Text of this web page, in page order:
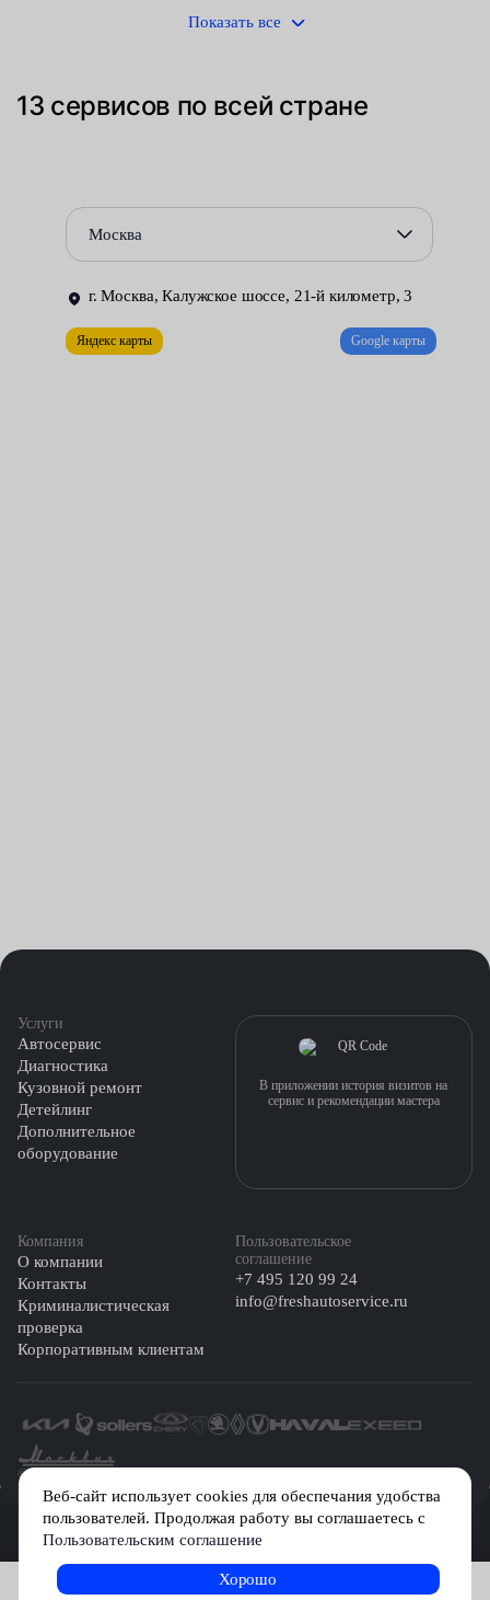
Признаки неисправности
DSG являются:
Издаваемые КПП посторонние шумы.
Ухудшение динамических характеристик машины.
Повышенный расход топлива.
Во всех случаях обнаружить поломку и свести к минимуму
Показать все
Записаться на услугу
13 сервисов по всей стране
Москва
г. Москва, Калужское шоссе, 21-й километр, 3
Яндекс карты Google карты
Веб-сайт использует cookies для обеспечания удобства
пользователей. Продолжая работу вы соглашаетесь с
Пользовательским соглашение
Хорошо
Услуги
Автосервис
Диагностика
Кузовной ремонт
Детейлинг
Дополнительное
оборудование
Компания
О компании
Контакты
Криминалистическая
проверка
Корпоративным клиентам
Пользовательское
соглашение
+7 495 120 99 24
info@freshautoservice.ru
В приложении история визитов на
сервис и рекомендации мастера
©️ 2026 Fresh Auto
Сетевое издание «Первый автомобильный маркетплейс» зарегистрировано
Решением Федеральной службы по надзору в сфере связи, информационных
технологий и массовых коммуникаций (Роскомнадзор) № Эл № ФС77-84512 от
29 декабря 2022 г.
Учредитель: Общество с ограниченной ответственностью «МБ-Авто»